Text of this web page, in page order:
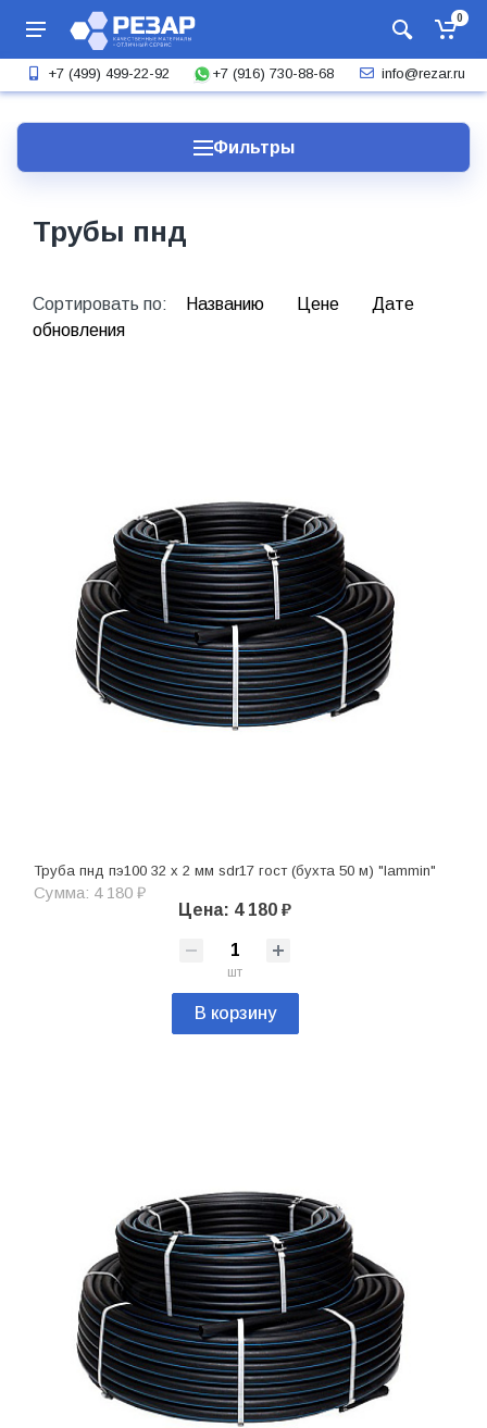
0
+7 (499) 499-22-92 +7 (916) 730-88-68 info@rezar.ru
Фильтры
Трубы пнд
Сортировать по: Названию Цене
Дате
обновления
Труба пнд пэ100 32 х 2 мм sdr17 гост (бухта 50 м) "lammin"
Сумма: 4 180 ₽
Цена: 4 180 ₽
шт
В корзину